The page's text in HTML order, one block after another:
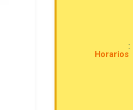
Horarios